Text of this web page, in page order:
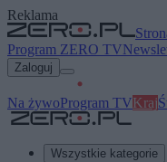
Reklama
Program ZERO TV
Zaloguj
Na żywoProgram TVKraj
Wszystkie kategorie